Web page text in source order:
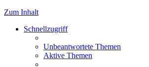
Zum Inhalt
Schnellzugriff
Unbeantwortete Themen
Aktive Themen